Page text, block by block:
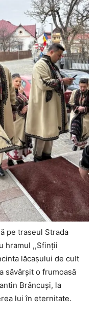
pe traseul Strada
hramul ,,Sfinții
lăcașului de cult
săvârșit o frumoasă
Brâncuși, la
lui în eternitate.